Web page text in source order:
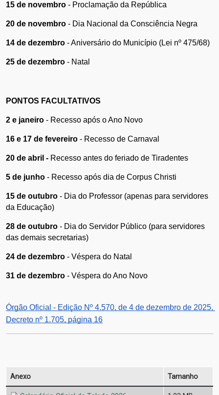
15 de novembro - Proclamação da República
20 de novembro - Dia Nacional da Consciência Negra
14 de dezembro - Aniversário do Município (Lei nº 475/68)
25 de dezembro - Natal
PONTOS FACULTATIVOS
2 e janeiro - Recesso após o Ano Novo
16 e 17 de fevereiro - Recesso de Carnaval
20 de abril - Recesso antes do feriado de Tiradentes
5 de junho - Recesso após dia de Corpus Christi
15 de outubro - Dia do Professor (apenas para servidores
da Educação)
28 de outubro - Dia do Servidor Público (para servidores
das demais secretarias)
24 de dezembro - Véspera do Natal
31 de dezembro - Véspera do Ano Novo
Órgão Oficial - Edição Nº 4.570, de 4 de dezembro de 2025,
Decreto nº 1.705, página 16
Anexo Tamanho